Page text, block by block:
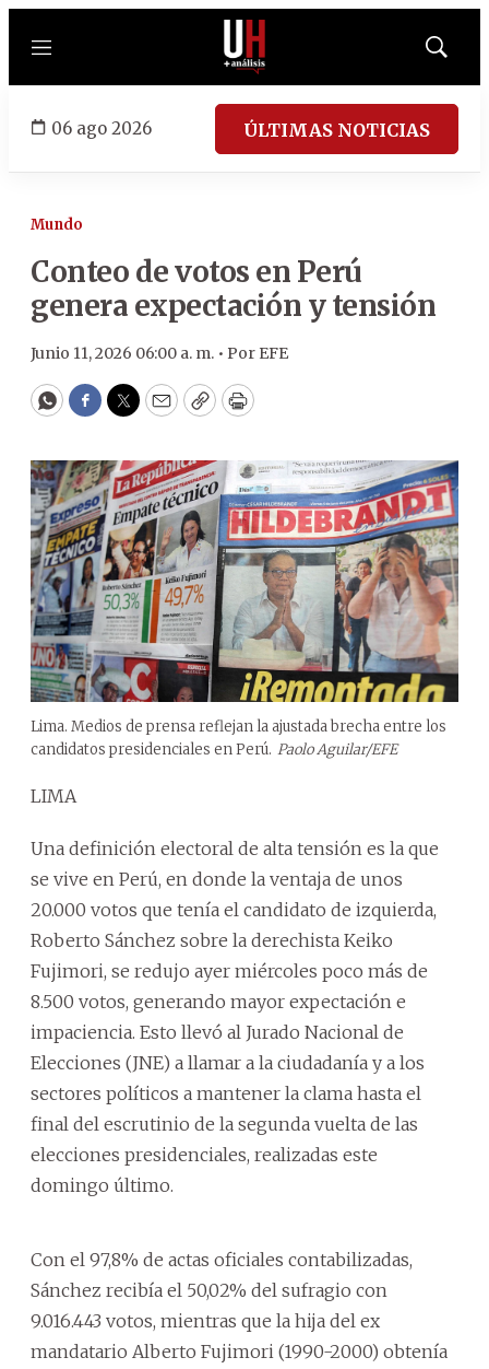
Menú
Mostrar
06 ago 2026 ÚLTIMAS NOTICIAS
Mundo
Conteo de votos en Perú
genera expectación y tensión
Junio 11, 2026 06:00 a. m. • Por EFE
WhatsApp
Facebook
Twitter
EmailCopyPrint
Lima. Medios de prensa reflejan la ajustada brecha entre los
candidatos presidenciales en Perú. Paolo Aguilar/EFE
LIMA
Una definición electoral de alta tensión es la que
se vive en Perú, en donde la ventaja de unos
20.000 votos que tenía el candidato de izquierda,
Roberto Sánchez sobre la derechista Keiko
Fujimori, se redujo ayer miércoles poco más de
8.500 votos, generando mayor expectación e
impaciencia. Esto llevó al Jurado Nacional de
Elecciones (JNE) a llamar a la ciudadanía y a los
sectores políticos a mantener la clama hasta el
final del escrutinio de la segunda vuelta de las
elecciones presidenciales, realizadas este
domingo último.
Con el 97,8% de actas oficiales contabilizadas,
Sánchez recibía el 50,02% del sufragio con
9.016.443 votos, mientras que la hija del ex
mandatario Alberto Fujimori (1990-2000) obtenía